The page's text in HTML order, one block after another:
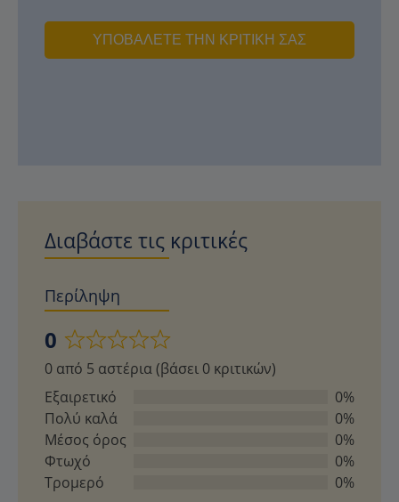
ΥΠΟΒΆΛΕΤΕ ΤΗΝ ΚΡΙΤΙΚΉ ΣΑΣ
Διαβάστε τις κριτικές
Περίληψη
0
Βαθμολογήθηκε
με
0
από
5
0 από 5 αστέρια (βάσει 0 κριτικών)
Εξαιρετικό
0%
Πολύ καλά
0%
Μέσος όρος
0%
Φτωχό
0%
Τρομερό
0%